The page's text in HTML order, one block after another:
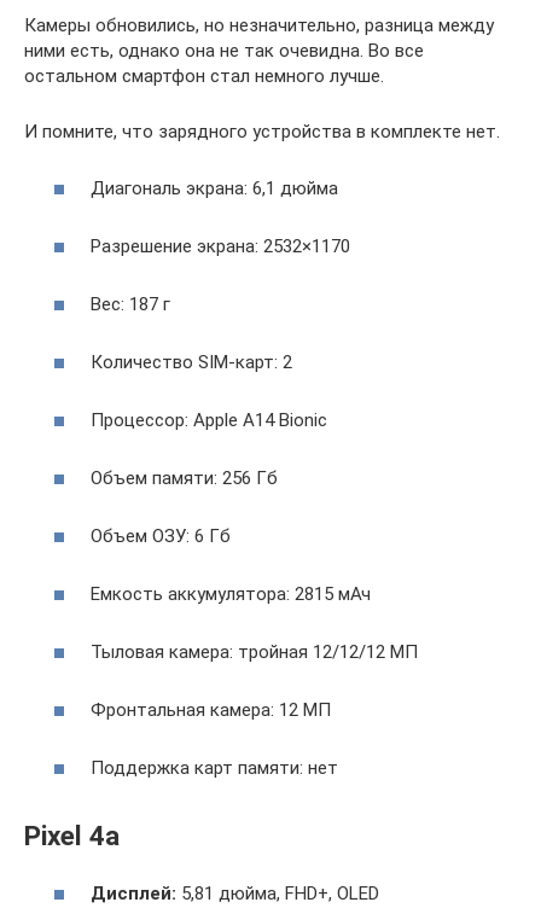
Камеры обновились, но незначительно, разница между
ними есть, однако она не так очевидна. Во все
остальном смартфон стал немного лучше.
И помните, что зарядного устройства в комплекте нет.
Диагональ экрана: 6,1 дюйма
Разрешение экрана: 2532×1170
Вес: 187 г
Количество SIM-карт: 2
Процессор: Apple A14 Bionic
Объем памяти: 256 Гб
Объем ОЗУ: 6 Гб
Емкость аккумулятора: 2815 мАч
Тыловая камера: тройная 12/12/12 МП
Фронтальная камера: 12 МП
Поддержка карт памяти: нет
Pixel 4a
Дисплей: 5,81 дюйма, FHD+, OLED